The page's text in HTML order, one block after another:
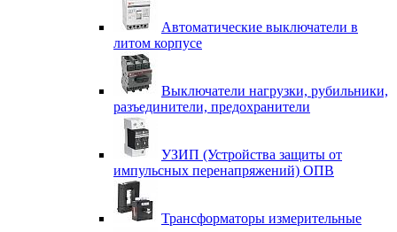
Автоматические выключатели в
литом корпусе
Выключатели нагрузки, рубильники,
разъединители, предохранители
УЗИП (Устройства защиты от
импульсных перенапряжений) ОПВ
Трансформаторы измерительные